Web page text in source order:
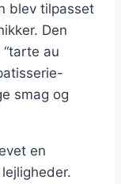
blev tilpasset
Den
au
smag og
en